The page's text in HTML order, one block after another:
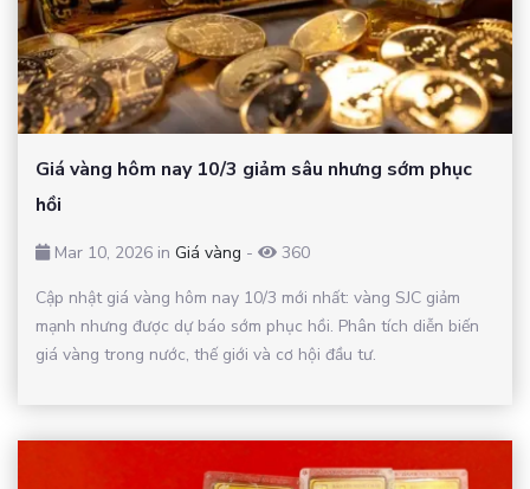
Giá vàng hôm nay 10/3 giảm sâu nhưng sớm phục
hồi
Mar 10, 2026 in Giá vàng -
360
Cập nhật giá vàng hôm nay 10/3 mới nhất: vàng SJC giảm
mạnh nhưng được dự báo sớm phục hồi. Phân tích diễn biến
giá vàng trong nước, thế giới và cơ hội đầu tư.